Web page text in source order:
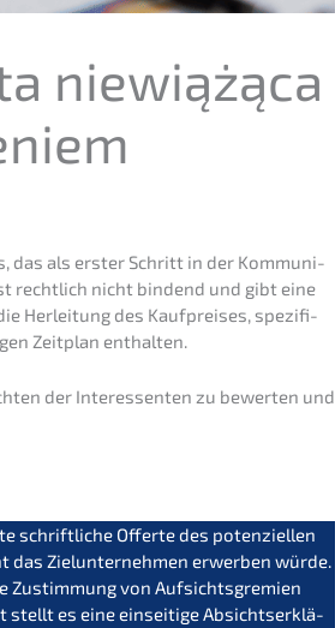
niewiążą­ca
das als erster Schritt in der Kommu­ni­
recht­lich nicht bindend und gibt eine
Herlei­tung des Kaufprei­ses, spezi­fi­
Zeitplan enthalten.
der Inter­es­sen­ten zu bewer­ten und
schrift­li­che Offer­te des poten­zi­el­len
das Zielun­ter­neh­men erwer­ben würde.
Zustim­mung von Aufsichts­gre­mi­en
stellt es eine einsei­ti­ge Absichts­er­klä­